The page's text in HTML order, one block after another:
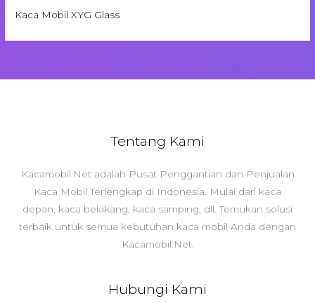
Kaca Mobil XYG Glass
Tentang Kami
Kacamobil.Net adalah Pusat Penggantian dan Penjualan
Kaca Mobil Terlengkap di Indonesia. Mulai dari kaca
depan, kaca belakang, kaca samping, dll. Temukan solusi
terbaik untuk semua kebutuhan kaca mobil Anda dengan
Kacamobil.Net.
Hubungi Kami